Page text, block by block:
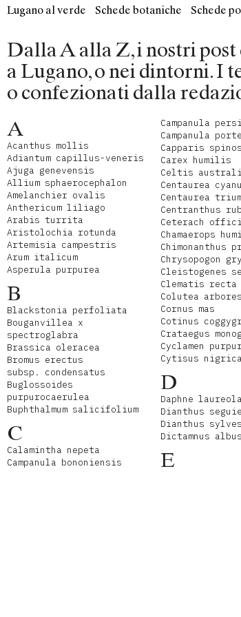
Lugano al verde Schede botaniche Schede
Dalla A alla Z, i nostri
a Lugano, o nei dintorni. I
o confezionati dalla
A
Acanthus mollis
Adiantum capillus-veneris
Ajuga genevensis
Allium sphaerocephalon
Amelanchier ovalis
Anthericum liliago
Arabis turrita
Aristolochia rotunda
Artemisia campestris
Arum italicum
Asperula purpurea
B
Blackstonia perfoliata
Bouganvillea x
spectroglabra
Brassica oleracea
Bromus erectus
subsp. condensatus
Buglossoides
purpurocaerulea
Buphthalmum salicifolium
C
Calamintha nepeta
Campanula bononiensis
Campanula
Campanula
Capparis
Carex humilis
Celtis
Centaurea
Centaurea
Centranthus
Ceterach
Chamaerops
Chimonanthus
Chrysopogon
Cleistogenes
Clematis recta
Colutea
Cornus mas
Cotinus
Crataegus
Cyclamen
Cytisus
D
Daphne laureola
Dianthus
Dianthus
Dictamnus albus
E